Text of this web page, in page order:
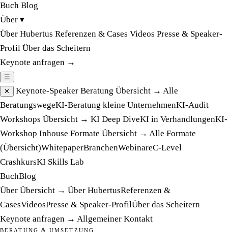
Buch Blog
Über ▾
Über Hubertus Referenzen & Cases Videos Presse & Speaker-
Profil Über das Scheitern
Keynote anfragen →
☰
✕
Keynote-Speaker Beratung Übersicht → Alle
BeratungswegeKI-Beratung kleine UnternehmenKI-Audit
Workshops Übersicht → KI Deep DiveKI in VerhandlungenKI-
Workshop Inhouse Formate Übersicht → Alle Formate
(Übersicht)WhitepaperBranchenWebinareC-Level
CrashkursKI Skills Lab
BuchBlog
Über Übersicht → Über HubertusReferenzen &
CasesVideosPresse & Speaker-ProfilÜber das Scheitern
Keynote anfragen → Allgemeiner Kontakt
BERATUNG & UMSETZUNG